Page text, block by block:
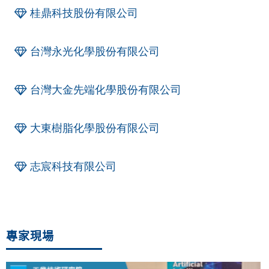
桂鼎科技股份有限公司
台灣永光化學股份有限公司
台灣大金先端化學股份有限公司
大東樹脂化學股份有限公司
志宸科技有限公司
專家現場